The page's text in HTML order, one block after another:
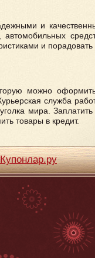
и
и порадовать
можно
служба
мира.
товары в кредит.
Купонлар.ру